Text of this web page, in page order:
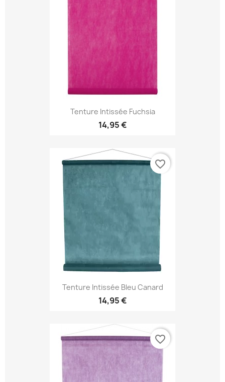
Tenture Intissée Fuchsia
14,95 €
Tenture Intissée Bleu Canard
14,95 €
favorite_border
favorite_border